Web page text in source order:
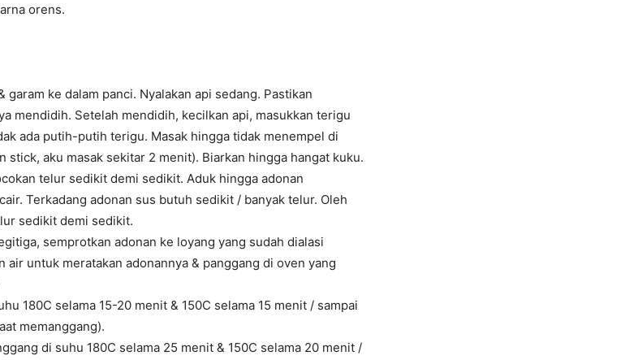
orens.
garam ke dalam panci. Nyalakan api sedang. Pastikan
mendidih. Setelah mendidih, kecilkan api, masukkan terigu
ada putih-putih terigu. Masak hingga tidak menempel di
stick, aku masak sekitar 2 menit). Biarkan hingga hangat kuku.
telur sedikit demi sedikit. Aduk hingga adonan
Terkadang adonan sus butuh sedikit / banyak telur. Oleh
sedikit demi sedikit.
semprotkan adonan ke loyang yang sudah dialasi
air untuk meratakan adonannya & panggang di oven yang
180C selama 15-20 menit & 150C selama 15 menit / sampai
memanggang).
di suhu 180C selama 25 menit & 150C selama 20 menit /